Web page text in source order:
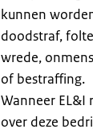
kunnen
doodstraf,
wrede,
of bestraffing.
Wanneer EL&I
over deze